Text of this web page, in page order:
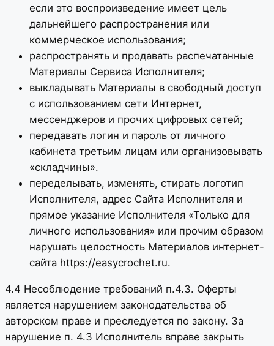
если это воспроизведение имеет цель
дальнейшего распространения или
коммерческое использования;
распространять и продавать распечатанные
Материалы Сервиса Исполнителя;
выкладывать Материалы в свободный доступ
с использованием сети Интернет,
мессенджеров и прочих цифровых сетей;
передавать логин и пароль от личного
кабинета третьим лицам или организовывать
«складчины».
переделывать, изменять, стирать логотип
Исполнителя, адрес Сайта Исполнителя и
прямое указание Исполнителя «Только для
личного использования» или прочим образом
нарушать целостность Материалов интернет-
сайта https://easycrochet.ru.
4.4 Несоблюдение требований п.4.3. Оферты
является нарушением законодательства об
авторском праве и преследуется по закону. За
нарушение п. 4.3 Исполнитель вправе закрыть